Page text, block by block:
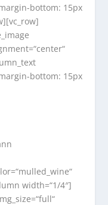
bottom: 15px
bottom: 15px
width=“1/4″]